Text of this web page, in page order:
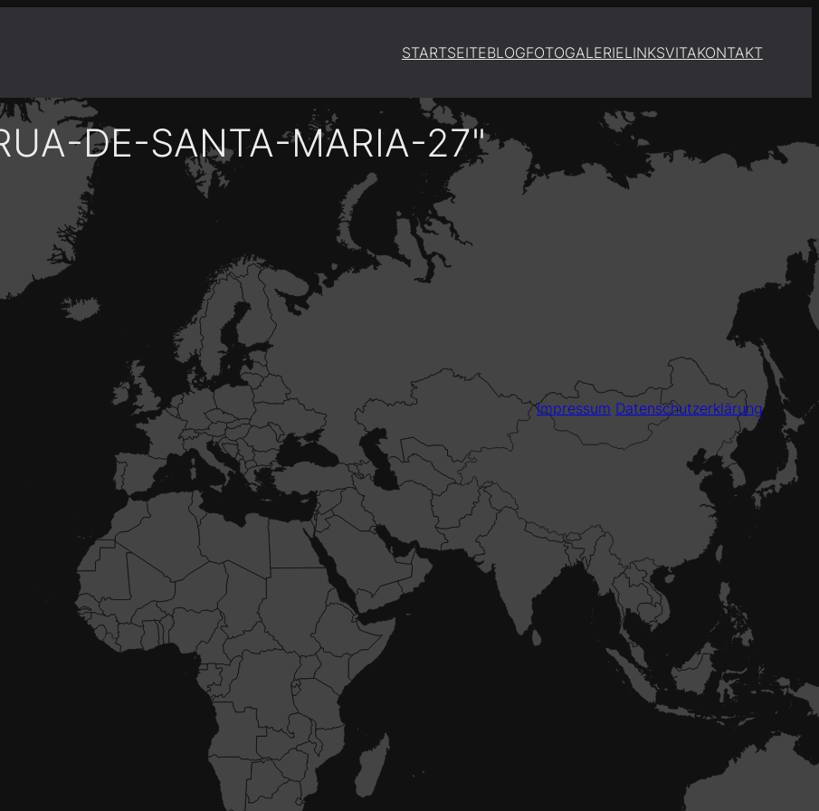
STARTSEITEBLOGFOTOGALERIELINKSVITAKONTAKT
DE-SANTA-MARIA-27"
Impressum Datenschutzerklärung